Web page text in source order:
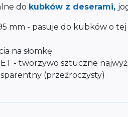
do kubków z deserami,
mm - pasuje do kubków o
na słomkę
- tworzywo sztuczne
(przeźroczysty)